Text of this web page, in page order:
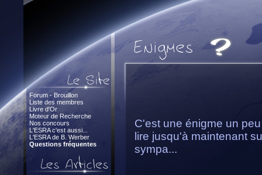
Forum - Brouillon
Liste des membres
Livre d'Or
Moteur de Recherche
Nos concours
L'ESRA c'est aussi...
L'ESRA de B. Werber
Questions fréquentes
C'est une énigme un
lire jusqu'à maintenant
sympa...